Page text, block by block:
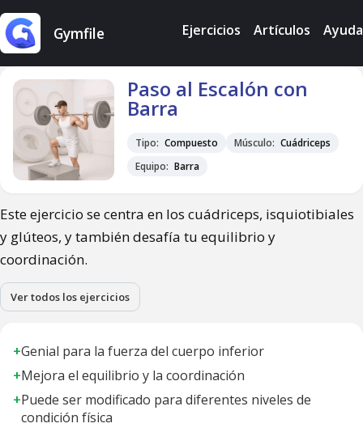
Gymfile Ejercicios Artículos Ayuda
Paso al Escalón con
Barra
Tipo: Compuesto Músculo: Cuádriceps
Equipo: Barra
Este ejercicio se centra en los cuádriceps, isquiotibiales
y glúteos, y también desafía tu equilibrio y
coordinación.
Ver todos los ejercicios
+Genial para la fuerza del cuerpo inferior
+Mejora el equilibrio y la coordinación
+Puede ser modificado para diferentes niveles de
condición física